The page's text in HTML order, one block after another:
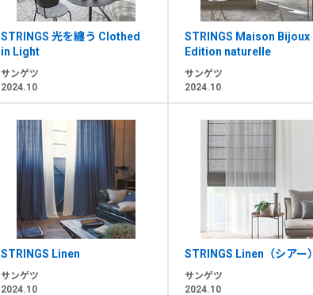
STRINGS 光を纏う Clothed
in Light
サンゲツ
2024.10
STRINGS Maison Bijoux
Edition naturelle
サンゲツ
2024.10
STRINGS Linen
サンゲツ
2024.10
STRINGS Linen（シアー）
サンゲツ
2024.10